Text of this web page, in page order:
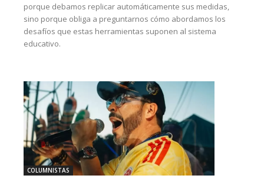
porque debamos replicar automáticamente sus medidas,
sino porque obliga a preguntarnos cómo abordamos los
desafíos que estas herramientas suponen al sistema
educativo.
COLUMNISTAS